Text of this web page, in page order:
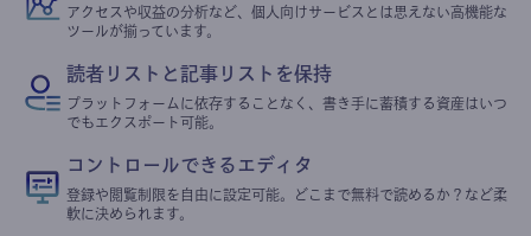
アクセスや収益の分析など、個人向けサービスとは思えない高機能な
ツールが揃っています。
読者リストと記事リストを保持
プラットフォームに依存することなく、書き手に蓄積する資産はいつ
でもエクスポート可能。
コントロールできるエディタ
登録や閲覧制限を自由に設定可能。どこまで無料で読めるか？など柔
軟に決められます。